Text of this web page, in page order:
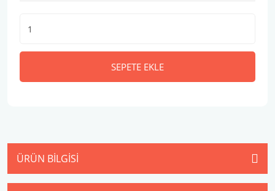
SEPETE EKLE
ÜRÜN BILGISI